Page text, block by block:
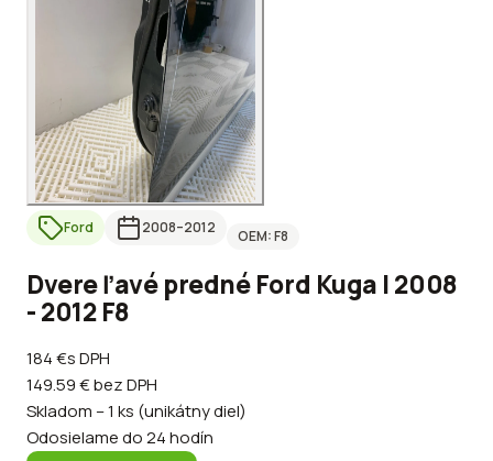
Ford 2008–2012 OEM:F8
Dvere ľavé predné Ford Kuga I 2008
- 2012 F8
184 €s DPH
149.59 €bez DPH
Skladom – 1 ks (unikátny diel)
Odosielame do 24 hodín